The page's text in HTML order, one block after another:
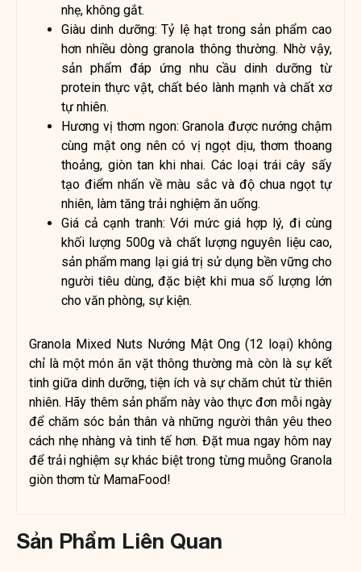
nhẹ, không gắt.
Giàu dinh dưỡng: Tỷ lệ hạt trong sản phẩm cao
hơn nhiều dòng granola thông thường. Nhờ vậy,
sản phẩm đáp ứng nhu cầu dinh dưỡng từ
protein thực vật, chất béo lành mạnh và chất xơ
tự nhiên.
Hương vị thơm ngon: Granola được nướng chậm
cùng mật ong nên có vị ngọt dịu, thơm thoang
thoảng, giòn tan khi nhai. Các loại trái cây sấy
tạo điểm nhấn về màu sắc và độ chua ngọt tự
nhiên, làm tăng trải nghiệm ăn uống.
Giá cả cạnh tranh: Với mức giá hợp lý, đi cùng
khối lượng 500g và chất lượng nguyên liệu cao,
sản phẩm mang lại giá trị sử dụng bền vững cho
người tiêu dùng, đặc biệt khi mua số lượng lớn
cho văn phòng, sự kiện.
Granola Mixed Nuts Nướng Mật Ong (12 loại) không
chỉ là một món ăn vặt thông thường mà còn là sự kết
tinh giữa dinh dưỡng, tiện ích và sự chăm chút từ thiên
nhiên. Hãy thêm sản phẩm này vào thực đơn mỗi ngày
để chăm sóc bản thân và những người thân yêu theo
cách nhẹ nhàng và tinh tế hơn. Đặt mua ngay hôm nay
để trải nghiệm sự khác biệt trong từng muỗng Granola
giòn thơm từ MamaFood!
Sản Phẩm Liên Quan